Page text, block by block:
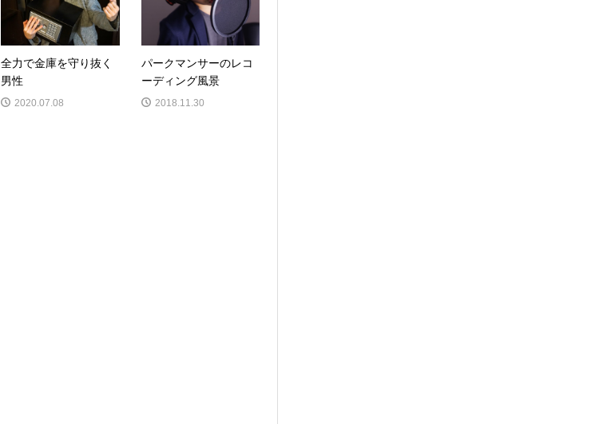
全力で金庫を守り抜く
男性
2020.07.08
パークマンサーのレコ
ーディング風景
2018.11.30